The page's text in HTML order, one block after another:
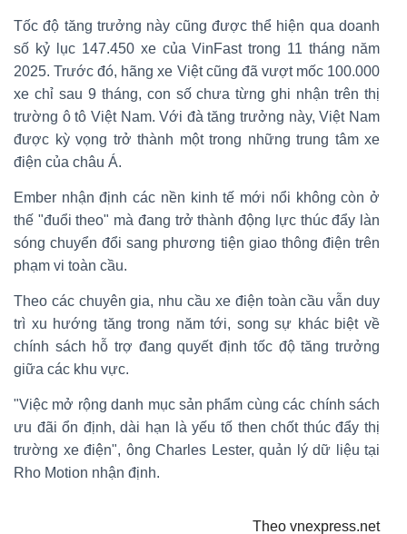
Tốc độ tăng trưởng này cũng được thể hiện qua doanh
số kỷ lục 147.450 xe của VinFast trong 11 tháng năm
2025. Trước đó, hãng xe Việt cũng đã vượt mốc 100.000
xe chỉ sau 9 tháng, con số chưa từng ghi nhận trên thị
trường ô tô Việt Nam. Với đà tăng trưởng này, Việt Nam
được kỳ vọng trở thành một trong những trung tâm xe
điện của châu Á.
Ember nhận định các nền kinh tế mới nổi không còn ở
thế "đuổi theo" mà đang trở thành động lực thúc đẩy làn
sóng chuyển đổi sang phương tiện giao thông điện trên
phạm vi toàn cầu.
Theo các chuyên gia, nhu cầu xe điện toàn cầu vẫn duy
trì xu hướng tăng trong năm tới, song sự khác biệt về
chính sách hỗ trợ đang quyết định tốc độ tăng trưởng
giữa các khu vực.
"Việc mở rộng danh mục sản phẩm cùng các chính sách
ưu đãi ổn định, dài hạn là yếu tố then chốt thúc đẩy thị
trường xe điện", ông Charles Lester, quản lý dữ liệu tại
Rho Motion nhận định.
Theo vnexpress.net